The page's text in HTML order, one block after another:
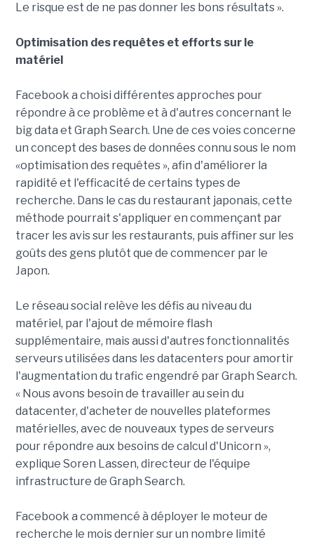
Le risque est de ne pas donner les bons résultats ».
Optimisation des requêtes et efforts sur le
matériel
Facebook a choisi différentes approches pour
répondre à ce problème et à d'autres concernant le
big data et Graph Search. Une de ces voies concerne
un concept des bases de données connu sous le nom
«optimisation des requêtes », afin d'améliorer la
rapidité et l'efficacité de certains types de
recherche. Dans le cas du restaurant japonais, cette
méthode pourrait s'appliquer en commençant par
tracer les avis sur les restaurants, puis affiner sur les
goûts des gens plutôt que de commencer par le
Japon.
Le réseau social relève les défis au niveau du
matériel, par l'ajout de mémoire flash
supplémentaire, mais aussi d'autres fonctionnalités
serveurs utilisées dans les datacenters pour amortir
l'augmentation du trafic engendré par Graph Search.
« Nous avons besoin de travailler au sein du
datacenter, d'acheter de nouvelles plateformes
matérielles, avec de nouveaux types de serveurs
pour répondre aux besoins de calcul d'Unicorn »,
explique Soren Lassen, directeur de l'équipe
infrastructure de Graph Search.
Facebook a commencé à déployer le moteur de
recherche le mois dernier sur un nombre limité